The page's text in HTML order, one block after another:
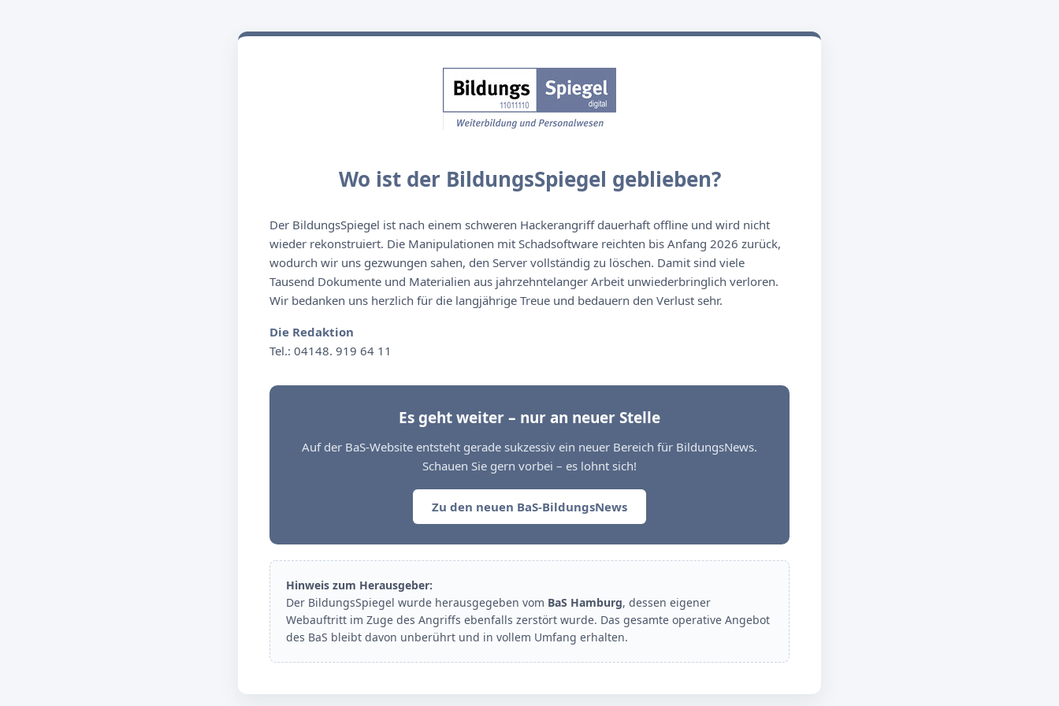
Wo ist der BildungsSpiegel geblieben?
Der BildungsSpiegel ist nach einem schweren Hackerangriff dauerhaft offline und wird nicht
wieder rekonstruiert. Die Manipulationen mit Schadsoftware reichten bis Anfang 2026 zurück,
wodurch wir uns gezwungen sahen, den Server vollständig zu löschen. Damit sind viele
Tausend Dokumente und Materialien aus jahrzehntelanger Arbeit unwiederbringlich verloren.
Wir bedanken uns herzlich für die langjährige Treue und bedauern den Verlust sehr.
Die Redaktion
Tel.: 04148. 919 64 11
Es geht weiter – nur an neuer Stelle
Auf der BaS-Website entsteht gerade sukzessiv ein neuer Bereich für BildungsNews.
Schauen Sie gern vorbei – es lohnt sich!
Zu den neuen BaS-BildungsNews
Hinweis zum Herausgeber:
Der BildungsSpiegel wurde herausgegeben vom BaS Hamburg, dessen eigener
Webauftritt im Zuge des Angriffs ebenfalls zerstört wurde. Das gesamte operative Angebot
des BaS bleibt davon unberührt und in vollem Umfang erhalten.